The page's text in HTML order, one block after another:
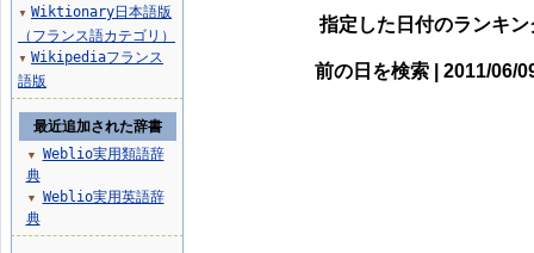
指定した日付のランキ
前の日を検索 | 2011/06/
▼ Wiktionary日本語版
（フランス語カテゴリ）
▼ Wikipediaフランス
語版
最近追加された辞書
▼
Weblio実用類語辞
典
▼
Weblio実用英語辞
典